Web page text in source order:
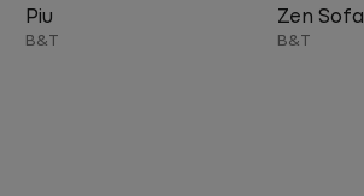
Zen Sofa
B&T
Piu
B&T